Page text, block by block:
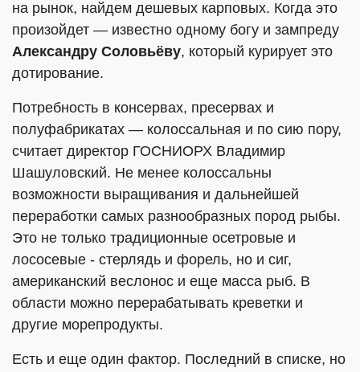
на рынок, найдем дешевых карповых. Когда это
произойдет — известно одному богу и зампреду
Александру Соловьёву, который курирует это
дотирование.
Потребность в консервах, пресервах и
полуфабрикатах — колоссальная и по сию пору,
считает директор ГОСНИОРХ Владимир
Шашуловский. Не менее колоссальны
возможности выращивания и дальнейшей
переработки самых разнообразных пород рыбы.
Это не только традиционные осетровые и
лососевые - стерлядь и форель, но и сиг,
американский веслонос и еще масса рыб. В
области можно перерабатывать креветки и
другие морепродукты.
Есть и еще один фактор. Последний в списке, но